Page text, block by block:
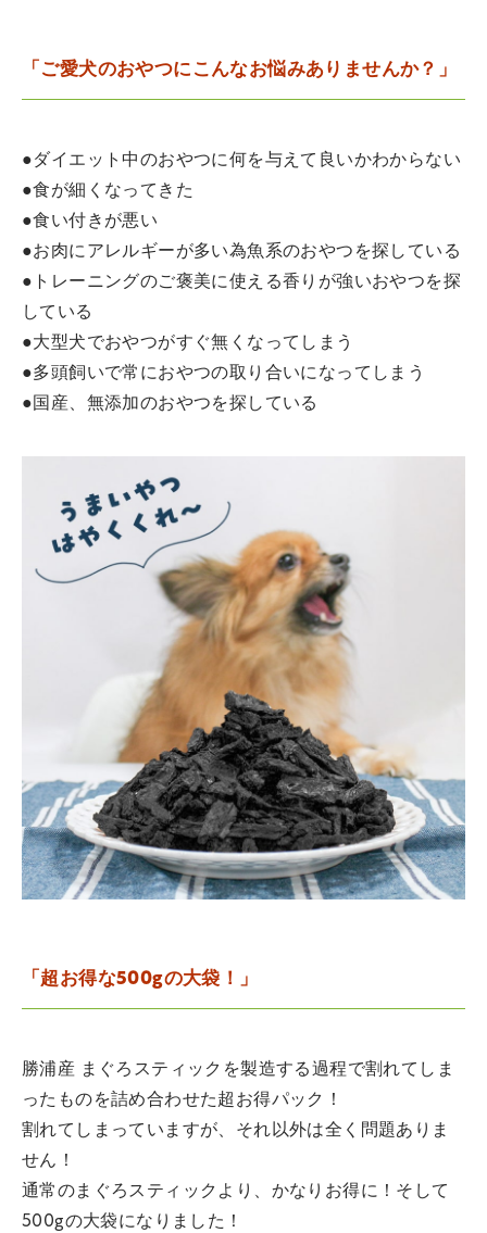
「ご愛犬のおやつにこんなお悩みありませんか？」
●ダイエット中のおやつに何を与えて良いかわからない
●食が細くなってきた
●食い付きが悪い
●お肉にアレルギーが多い為魚系のおやつを探している
●トレーニングのご褒美に使える香りが強いおやつを探
している
●大型犬でおやつがすぐ無くなってしまう
●多頭飼いで常におやつの取り合いになってしまう
●国産、無添加のおやつを探している
「超お得な500gの大袋！」
勝浦産 まぐろスティックを製造する過程で割れてしま
ったものを詰め合わせた超お得パック！
割れてしまっていますが、それ以外は全く問題ありま
せん！
通常のまぐろスティックより、かなりお得に！そして
500gの大袋になりました！